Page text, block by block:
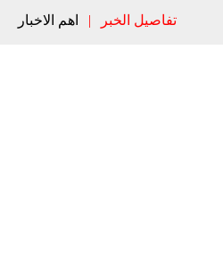
تفاصيل الخبر | اهم الاخبار